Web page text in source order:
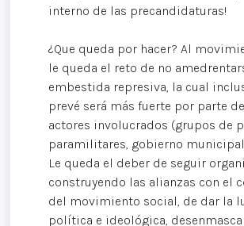
interno de las precandidaturas!
¿Que queda por hacer? Al
le queda el reto de no
embestida represiva, la cual
prevé será más fuerte por parte
actores involucrados (grupos de
paramilitares, gobierno municipal
Le queda el deber de seguir
construyendo las alianzas con el
del movimiento social, de dar la
política e ideológica,